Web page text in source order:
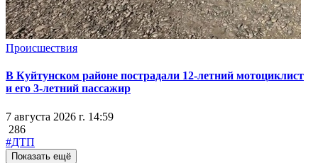
Происшествия
В Куйтунском районе пострадали 12-летний мотоциклист
и его 3-летний пассажир
7 августа 2026 г. 14:59
286
#ДТП
Показать ещё